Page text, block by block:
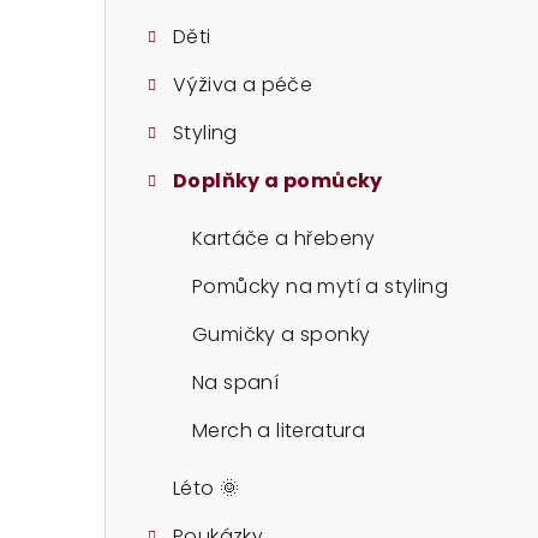
Děti
Výživa a péče
Styling
Doplňky a pomůcky
Kartáče a hřebeny
Pomůcky na mytí a styling
Gumičky a sponky
Na spaní
Merch a literatura
Léto 🌞